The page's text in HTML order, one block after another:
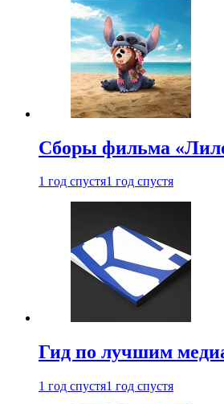
Сборы фильма
1 год спустя1 год спустя
Гид по лучшим
1 год спустя1 год спустя